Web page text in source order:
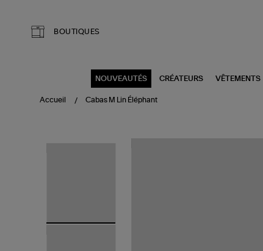
BOUTIQUES
NOUVEAUTÉS CRÉATEURS VÊTEMENTS
Accueil Cabas M Lin Éléphant